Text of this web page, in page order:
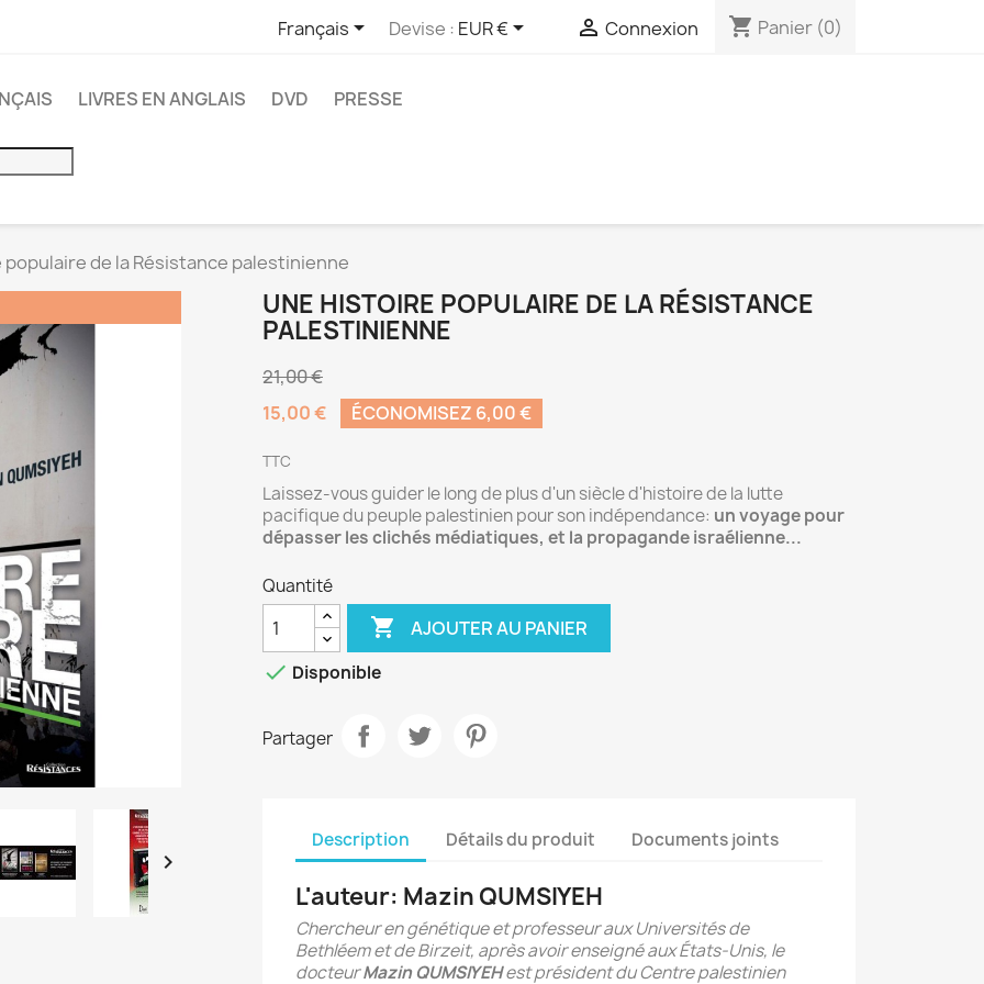
Français Devise : EUR €  Connexion shopping_cart Panier (0)
LIVRES EN ANGLAIS DVD PRESSE
de la Résistance palestinienne

UNE HISTOIRE POPULAIRE DE LA RÉSISTANCE
PALESTINIENNE
21,00 €
15,00 €
ÉCONOMISEZ 6,00 €
TTC
Laissez-vous guider le long de plus d'un siècle d'histoire de la lutte
pacifique du peuple palestinien pour son indépendance: un voyage pour
dépasser les clichés médiatiques, et la propagande israélienne...
Quantité
 AJOUTER AU PANIER
 Disponible
Partager
Description Détails du produit Documents joints
L'auteur: Mazin QUMSIYEH
Chercheur en génétique et professeur aux Universités de
Bethléem et de Birzeit, après avoir enseigné aux États-Unis, le
docteurMazin QUMSIYEHest président du Centre palestinien